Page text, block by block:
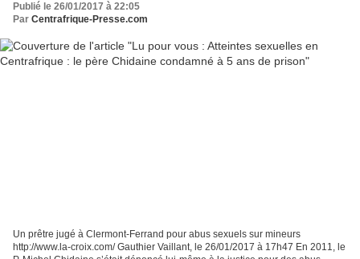
Publié le 26/01/2017 à 22:05
Par Centrafrique-Presse.com
Un prêtre jugé à Clermont-Ferrand pour abus sexuels sur mineurs
http://www.la-croix.com/ Gauthier Vaillant, le 26/01/2017 à 17h47 En 2011, le